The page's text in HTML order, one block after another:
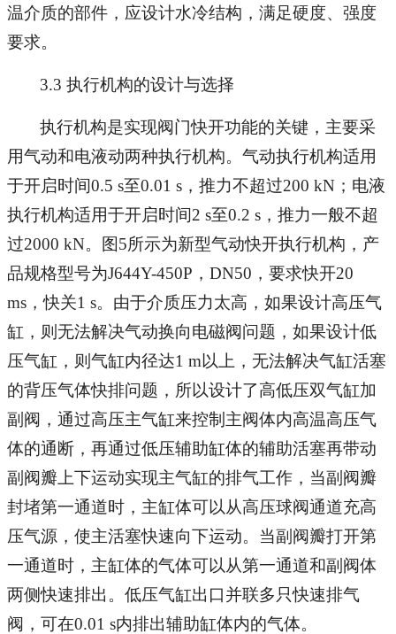
温介质的部件，应设计水冷结构，满足硬度、强度
要求。
3.3 执行机构的设计与选择
执行机构是实现阀门快开功能的关键，主要采
用气动和电液动两种执行机构。气动执行机构适用
于开启时间0.5 s至0.01 s，推力不超过200 kN；电液
执行机构适用于开启时间2 s至0.2 s，推力一般不超
过2000 kN。图5所示为新型气动快开执行机构，产
品规格型号为J644Y-450P，DN50，要求快开20
ms，快关1 s。由于介质压力太高，如果设计高压气
缸，则无法解决气动换向电磁阀问题，如果设计低
压气缸，则气缸内径达1 m以上，无法解决气缸活塞
的背压气体快排问题，所以设计了高低压双气缸加
副阀，通过高压主气缸来控制主阀体内高温高压气
体的通断，再通过低压辅助缸体的辅助活塞再带动
副阀瓣上下运动实现主气缸的排气工作，当副阀瓣
封堵第一通道时，主缸体可以从高压球阀通道充高
压气源，使主活塞快速向下运动。当副阀瓣打开第
一通道时，主缸体的气体可以从第一通道和副阀体
两侧快速排出。低压气缸出口并联多只快速排气
阀，可在0.01 s内排出辅助缸体内的气体。